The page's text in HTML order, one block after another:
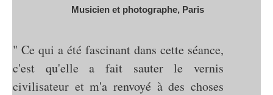
​Musicien et photographe, Paris
" Ce qui a été fascinant dans cette séance,
c'est qu'elle a fait sauter le vernis
civilisateur et m'a renvoyé à des choses